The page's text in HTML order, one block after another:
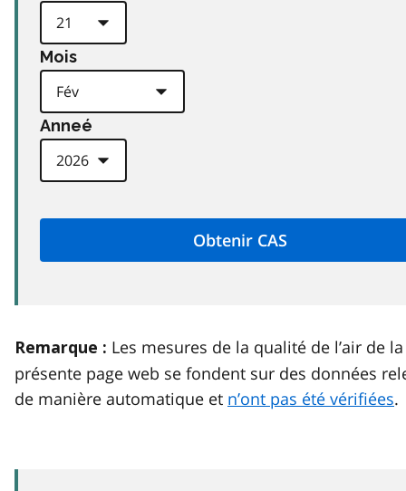
Mois
Anneé
Remarque : Les mesures de la qualité de l’air de la
présente page web se fondent sur des données
de manière automatique et n’ont pas été vérifiées.